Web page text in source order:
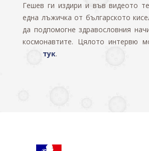
Гешев ги издири и във видеото
една лъжичка от българското
да подпомогне здравословния
космонавтите. Цялото интервю
тук.